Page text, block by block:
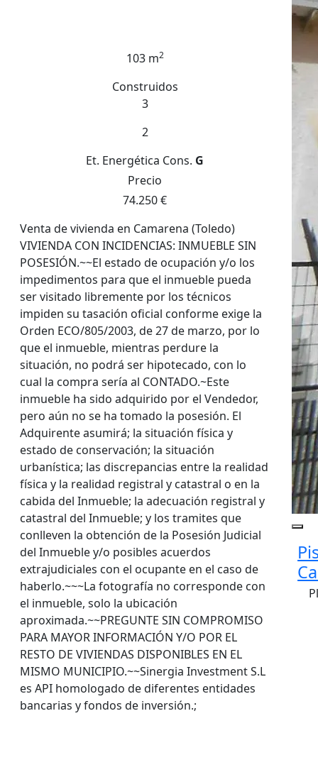
103 m2
Construidos
3
2
Et. Energética Cons. G
Precio
74.250 €
Venta de vivienda en Camarena (Toledo)
VIVIENDA CON INCIDENCIAS: INMUEBLE SIN
POSESIÓN.~~El estado de ocupación y/o los
impedimentos para que el inmueble pueda
ser visitado libremente por los técnicos
impiden su tasación oficial conforme exige la
Orden ECO/805/2003, de 27 de marzo, por lo
que el inmueble, mientras perdure la
situación, no podrá ser hipotecado, con lo
cual la compra sería al CONTADO.~Este
inmueble ha sido adquirido por el Vendedor,
pero aún no se ha tomado la posesión. El
Adquirente asumirá; la situación física y
estado de conservación; la situación
urbanística; las discrepancias entre la realidad
física y la realidad registral y catastral o en la
cabida del Inmueble; la adecuación registral y
catastral del Inmueble; y los tramites que
conlleven la obtención de la Posesión Judicial
del Inmueble y/o posibles acuerdos
extrajudiciales con el ocupante en el caso de
haberlo.~~~La fotografía no corresponde con
el inmueble, solo la ubicación
aproximada.~~PREGUNTE SIN COMPROMISO
PARA MAYOR INFORMACIÓN Y/O POR EL
RESTO DE VIVIENDAS DISPONIBLES EN EL
MISMO MUNICIPIO.~~Sinergia Investment S.L
es API homologado de diferentes entidades
bancarias y fondos de inversión.;